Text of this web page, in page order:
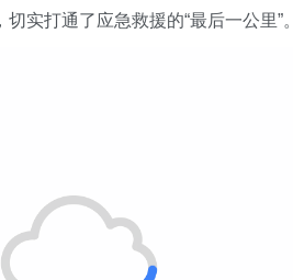
实打通了应急救援的“最后一公里”。